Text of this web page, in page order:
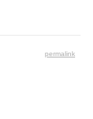
permalink